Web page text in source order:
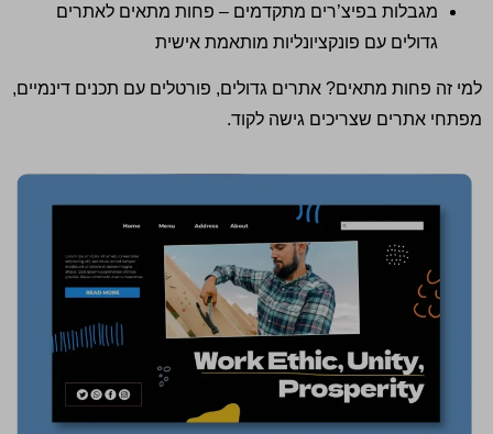
מגבלות בפיצ’רים מתקדמים – פחות מתאים לאתרים
גדולים עם פונקציונליות מותאמת אישית
למי זה פחות מתאים? אתרים גדולים, פורטלים עם תכנים דינמיים,
מפתחי אתרים שצריכים גישה לקוד.